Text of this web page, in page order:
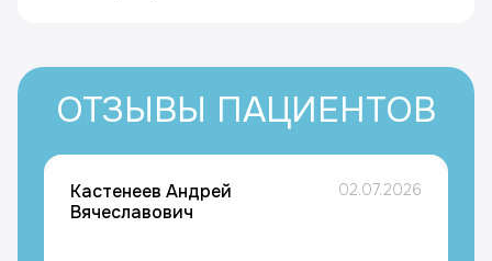
ОТЗЫВЫ ПАЦИЕНТОВ
Кастенеев Андрей
Вячеславович
02.07.2026